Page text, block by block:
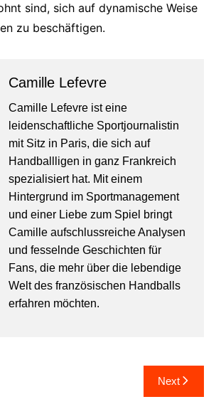
sind, sich auf dynamische Weise
zu beschäftigen.
Camille Lefevre
Camille Lefevre ist eine
leidenschaftliche Sportjournalistin
mit Sitz in Paris, die sich auf
Handballligen in ganz Frankreich
spezialisiert hat. Mit einem
Hintergrund im Sportmanagement
und einer Liebe zum Spiel bringt
Camille aufschlussreiche Analysen
und fesselnde Geschichten für
Fans, die mehr über die lebendige
Welt des französischen Handballs
erfahren möchten.
Next